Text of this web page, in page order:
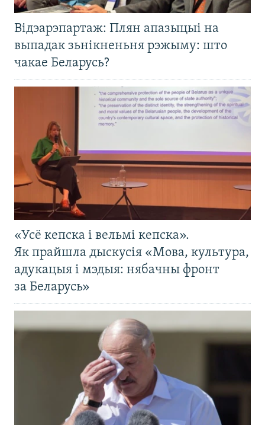
Відэарэпартаж: Плян апазыцыі на
выпадак зьнікненьня рэжыму: што
чакае Беларусь?
«Усё кепска і вельмі кепска».
Як прайшла дыскусія «Мова, культура,
адукацыя і мэдыя: нябачны фронт
за Беларусь»